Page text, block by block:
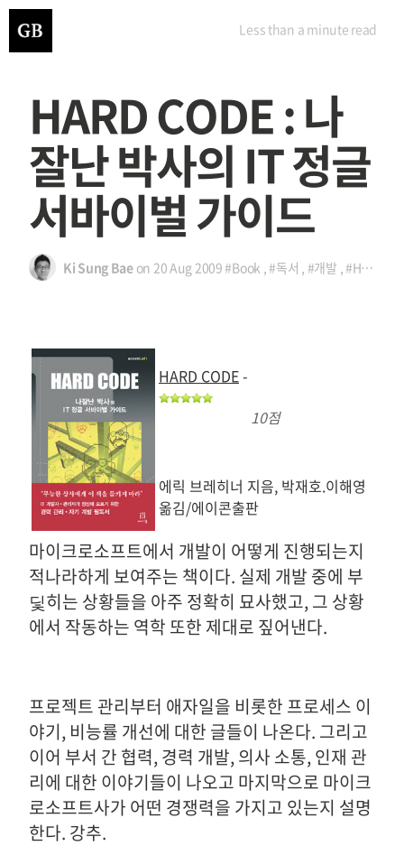
HARD CODE : 나
잘난 박사의 IT 정글
서바이벌 가이드
Ki Sung Baeon 20 Aug 2009#Book ,#독서 , #개발 ,#HARD CODE
Less than a minute read
HARD CODE-
10점
에릭 브레히너 지음, 박재호.이해영
옮김/에이콘출판
마이크로소프트에서 개발이 어떻게 진행되는지
적나라하게 보여주는 책이다. 실제 개발 중에 부
딫히는 상황들을 아주 정확히 묘사했고, 그 상황
에서 작동하는 역학 또한 제대로 짚어낸다.
프로젝트 관리부터 애자일을 비롯한 프로세스 이
야기, 비능률 개선에 대한 글들이 나온다. 그리고
이어 부서 간 협력, 경력 개발, 의사 소통, 인재 관
리에 대한 이야기들이 나오고 마지막으로 마이크
로소프트사가 어떤 경쟁력을 가지고 있는지 설명
한다. 강추.